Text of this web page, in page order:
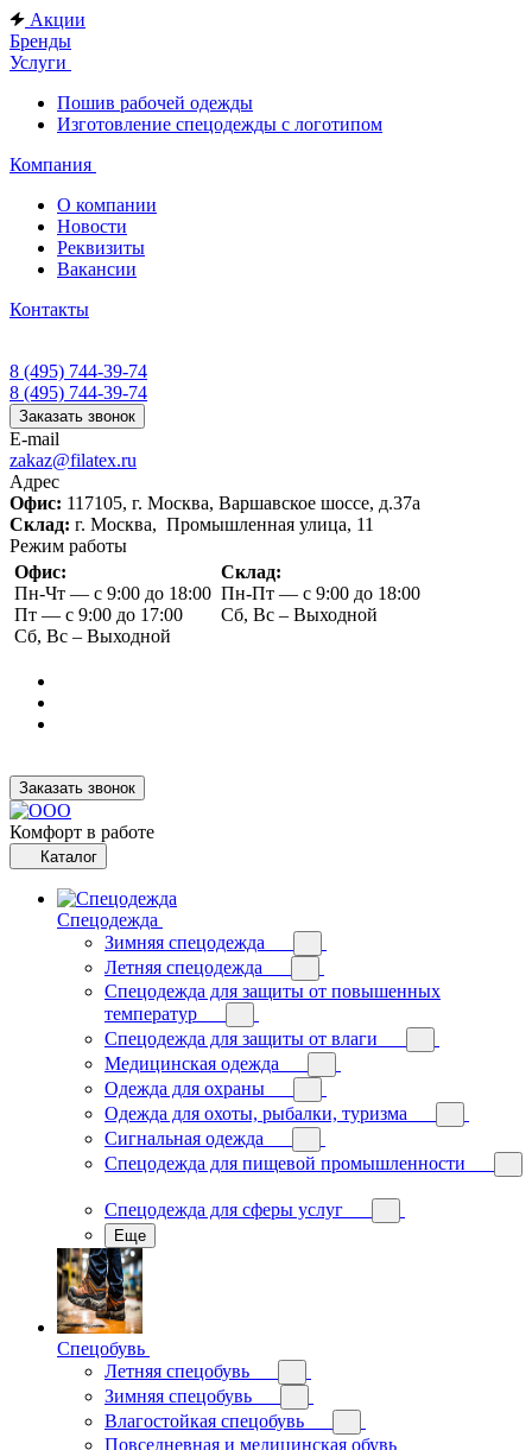
Акции
Бренды
Услуги
Пошив рабочей одежды
Изготовление спецодежды с логотипом
Компания
О компании
Новости
Реквизиты
Вакансии
Контакты
8 (495) 744-39-74
8 (495) 744-39-74
Заказать звонок
E-mail
zakaz@filatex.ru
Адрес
Офис: 117105, г. Москва, Варшавское шоссе, д.37а
Склад: г. Москва, Промышленная улица, 11
Режим работы
Офис:
Пн-Чт — с 9:00 до 18:00
Пт — с 9:00 до 17:00
Сб, Вс – Выходной
Склад:
Пн-Пт — с 9:00 до 18:00
Сб, Вс – Выходной
Заказать звонок
Комфорт в работе
Каталог
Спецодежда
Зимняя спецодежда
Летняя спецодежда
Спецодежда для защиты от повышенных
температур
Спецодежда для защиты от влаги
Медицинская одежда
Одежда для охраны
Одежда для охоты, рыбалки, туризма
Сигнальная одежда
Спецодежда для пищевой промышленности
Спецодежда для сферы услуг
Еще
Спецобувь
Летняя спецобувь
Зимняя спецобувь
Влагостойкая спецобувь
Повседневная и медицинская обувь